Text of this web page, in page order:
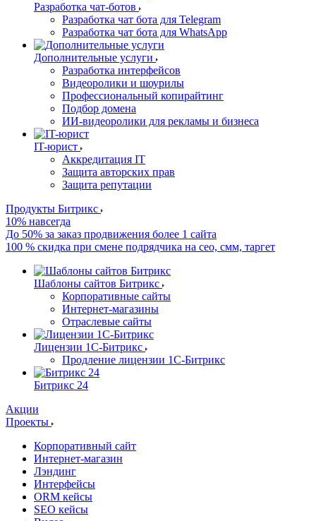
Разработка чат-ботов
Разработка чат бота для Telegram
Разработка чат бота для WhatsApp
Дополнительные услуги
Разработка интерфейсов
Видеоролики и шоурилы
Профессиональный копирайтинг
Подбор домена
ИИ-видеоролики для рекламы и бизнеса
IT-юрист
Аккредитация IT
Защита авторских прав
Защита репутации
Продукты Битрикс
10% навсегда
До 50% за заказ продвижения более 1 сайта
100 % скидка при смене подрядчика на сео, смм, таргет
Шаблоны сайтов Битрикс
Корпоративные сайты
Интернет-магазины
Отраслевые сайты
Лицензии 1С-Битрикс
Продление лицензии 1С-Битрикс
Битрикс 24
Акции
Проекты
Корпоративный сайт
Интернет-магазин
Лэндинг
Интерфейсы
ORM кейсы
SEO кейсы